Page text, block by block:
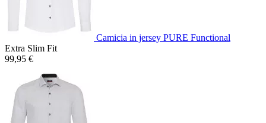
Camicia in jersey PURE Functional
Extra Slim Fit
99,95 €